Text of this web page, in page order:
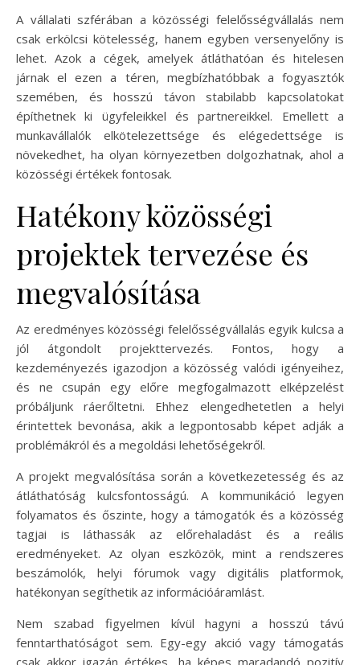
A vállalati szférában a közösségi felelősségvállalás nem
csak erkölcsi kötelesség, hanem egyben versenyelőny is
lehet. Azok a cégek, amelyek átláthatóan és hitelesen
járnak el ezen a téren, megbízhatóbbak a fogyasztók
szemében, és hosszú távon stabilabb kapcsolatokat
építhetnek ki ügyfeleikkel és partnereikkel. Emellett a
munkavállalók elkötelezettsége és elégedettsége is
növekedhet, ha olyan környezetben dolgozhatnak, ahol a
közösségi értékek fontosak.
Hatékony közösségi
projektek tervezése és
megvalósítása
Az eredményes közösségi felelősségvállalás egyik kulcsa a
jól átgondolt projekttervezés. Fontos, hogy a
kezdeményezés igazodjon a közösség valódi igényeihez,
és ne csupán egy előre megfogalmazott elképzelést
próbáljunk ráerőltetni. Ehhez elengedhetetlen a helyi
érintettek bevonása, akik a legpontosabb képet adják a
problémákról és a megoldási lehetőségekről.
A projekt megvalósítása során a következetesség és az
átláthatóság kulcsfontosságú. A kommunikáció legyen
folyamatos és őszinte, hogy a támogatók és a közösség
tagjai is láthassák az előrehaladást és a reális
eredményeket. Az olyan eszközök, mint a rendszeres
beszámolók, helyi fórumok vagy digitális platformok,
hatékonyan segíthetik az információáramlást.
Nem szabad figyelmen kívül hagyni a hosszú távú
fenntarthatóságot sem. Egy-egy akció vagy támogatás
csak akkor igazán értékes, ha képes maradandó pozitív